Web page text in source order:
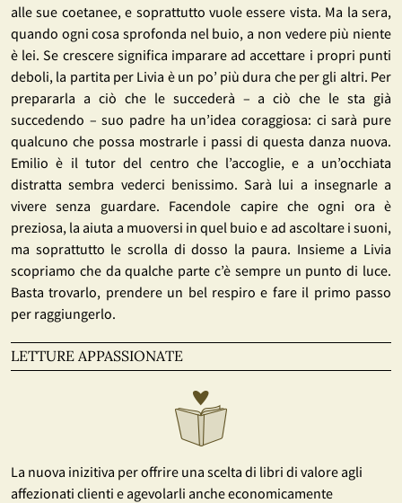
alle sue coetanee, e soprattutto vuole essere vista. Ma la sera,
quando ogni cosa sprofonda nel buio, a non vedere più niente
è lei. Se crescere significa imparare ad accettare i propri punti
deboli, la partita per Livia è un po’ più dura che per gli altri. Per
prepararla a ciò che le succederà – a ciò che le sta già
succedendo – suo padre ha un’idea coraggiosa: ci sarà pure
qualcuno che possa mostrarle i passi di questa danza nuova.
Emilio è il tutor del centro che l’accoglie, e a un’occhiata
distratta sembra vederci benissimo. Sarà lui a insegnarle a
vivere senza guardare. Facendole capire che ogni ora è
preziosa, la aiuta a muoversi in quel buio e ad ascoltare i suoni,
ma soprattutto le scrolla di dosso la paura. Insieme a Livia
scopriamo che da qualche parte c’è sempre un punto di luce.
Basta trovarlo, prendere un bel respiro e fare il primo passo
per raggiungerlo.
LETTURE APPASSIONATE
La nuova inizitiva per offrire una scelta di libri di valore agli
affezionati clienti e agevolarli anche economicamente